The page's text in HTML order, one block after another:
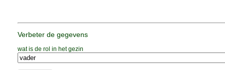
Verbeter de gegevens
wat is de rol in het gezin